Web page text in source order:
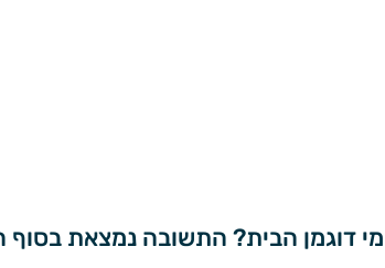
מי דוגמן הבית? התשובה נמצאת בסוף